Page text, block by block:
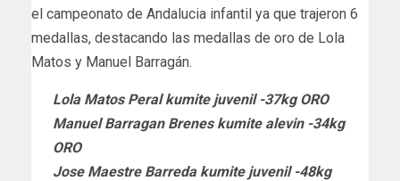
el campeonato de Andalucia infantil ya que trajeron 6
medallas, destacando las medallas de oro de Lola
Matos y Manuel Barragán.
Lola Matos Peral kumite juvenil -37kg ORO
Manuel Barragan Brenes kumite alevin -34kg
ORO
Jose Maestre Barreda kumite juvenil -48kg